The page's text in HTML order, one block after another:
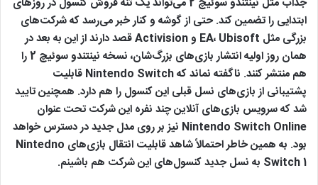
ابتدایی را تضمین کند. حتی از گوشه و کنار خبر می‌رسد که شرکت‌های
بزرگی مثل EA، Ubisoft و Activision قصد دارند از این به بعد در
همان روز اولیه انتشار بازی‌های بزرگ‌شان، نسخه نینتندو سوئیچ 2 را
هم منتشر کنند. ناگفته نماند که Nintendo Switch قابلیت
پشتیبانی از بازی‌های نسل قبلی این کنسول را هم دارد. همچنین تایید
شد که سرویس بازی‌های آنلاین چند نفره این شرکت تحت عنوان
Nintendo Switch Online نیز بر روی مدل جدید در دسترس خواهد
بود. به همین خاطر احتمالاً شاهد قابلیت انتقال بازی‌های Nintedno
Switch 1 به نسل جدید کنسول‌های این شرکت هم باشینم.